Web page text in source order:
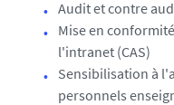
Audit et contre
Mise en
l'intranet (CAS)
Sensibilisation à
personnels